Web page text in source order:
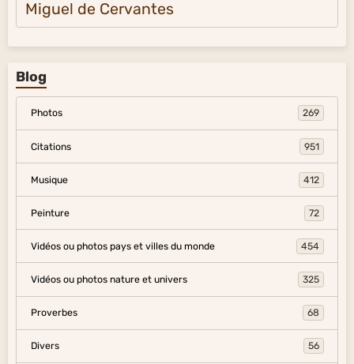
Miguel de Cervantes
Blog
Photos 269
Citations 951
Musique 412
Peinture 72
Vidéos ou photos pays et villes du monde 454
Vidéos ou photos nature et univers 325
Proverbes 68
Divers 56